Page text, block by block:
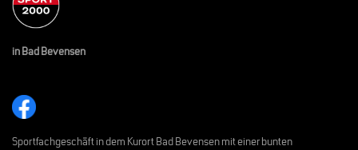
in Bad Bevensen
Sportfachgeschäft in dem Kurort Bad Bevensen mit einer bunten